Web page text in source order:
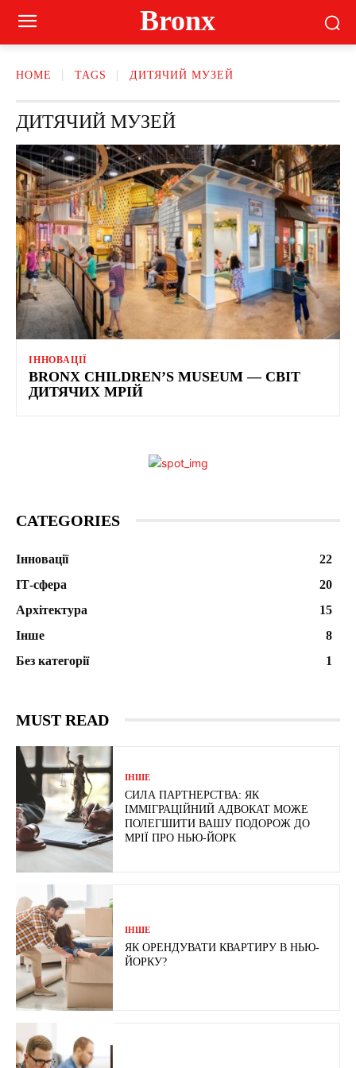
Bronx
HOME TAGS ДИТЯЧИЙ МУЗЕЙ
ДИТЯЧИЙ МУЗЕЙ
ІННОВАЦІЇ
BRONX CHILDREN’S MUSEUM — СВІТ
ДИТЯЧИХ МРІЙ
CATEGORIES
Інновації
22
ІТ-сфера
20
Архітектура
15
Інше
8
Без категорії
1
MUST READ
ІНШЕ
СИЛА ПАРТНЕРСТВА: ЯК
ІММІГРАЦІЙНИЙ АДВОКАТ МОЖЕ
ПОЛЕГШИТИ ВАШУ ПОДОРОЖ ДО
МРІЇ ПРО НЬЮ-ЙОРК
ІНШЕ
ЯК ОРЕНДУВАТИ КВАРТИРУ В НЬЮ-
ЙОРКУ?